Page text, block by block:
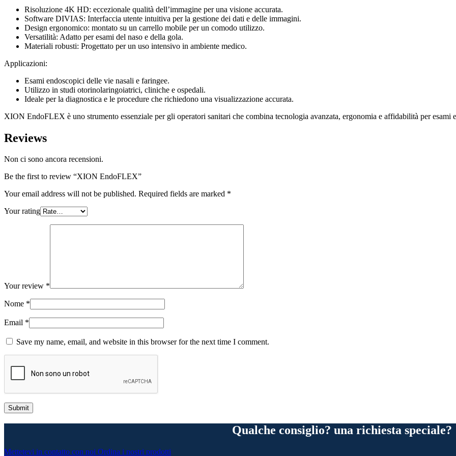
Risoluzione 4K HD: eccezionale qualità dell’immagine per una visione accurata.
Software DIVIAS: Interfaccia utente intuitiva per la gestione dei dati e delle immagini.
Design ergonomico: montato su un carrello mobile per un comodo utilizzo.
Versatilità: Adatto per esami del naso e della gola.
Materiali robusti: Progettato per un uso intensivo in ambiente medico.
Applicazioni:
Esami endoscopici delle vie nasali e faringee.
Utilizzo in studi otorinolaringoiatrici, cliniche e ospedali.
Ideale per la diagnostica e le procedure che richiedono una visualizzazione accurata.
XION EndoFLEX è uno strumento essenziale per gli operatori sanitari che combina tecnologia avanzata, ergonomia e affidabilità per esami
Reviews
Non ci sono ancora recensioni.
Be the first to review “XION EndoFLEX”
Your email address will not be published. Required fields are marked *
Your rating
Your review *
Nome *
Email *
Save my name, email, and website in this browser for the next time I comment.
Qualche consiglio? una richiesta speciale?
Mettetevi in contatto con noi Ordina i nostri prodotti